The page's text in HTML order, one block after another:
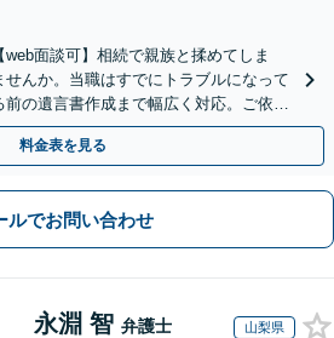
web面談可】相続で親族と揉めてしま
んか。当職はすでにトラブルになって
の遺言書作成まで幅広く対応。ご依頼
す。【休日面談可】
料金表を見る
ルでお問い合わせ
永淵 智 弁護士 山梨県